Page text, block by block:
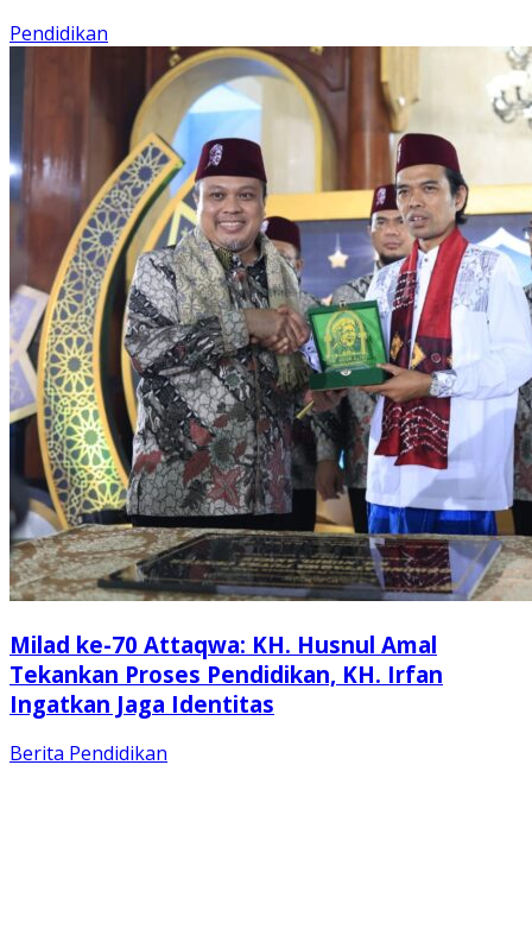
Pendidikan
Milad ke-70 Attaqwa: KH. Husnul Amal
Tekankan Proses Pendidikan, KH. Irfan
Ingatkan Jaga Identitas
Berita Pendidikan